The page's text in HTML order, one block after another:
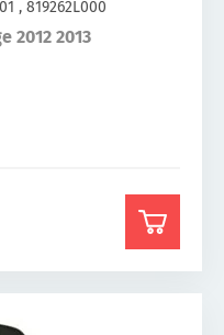
, 819262L000
2012 2013